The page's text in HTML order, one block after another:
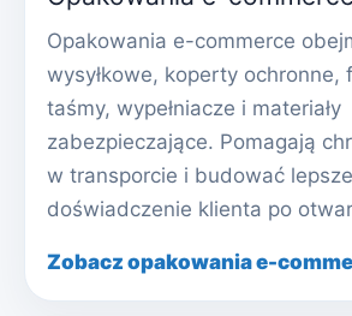
Opakowania e-commerce
wysyłkowe, koperty ochronne,
taśmy, wypełniacze i materiały
zabezpieczające. Pomagają
w transporcie i budować lepsze
doświadczenie klienta po
Zobacz opakowania e-